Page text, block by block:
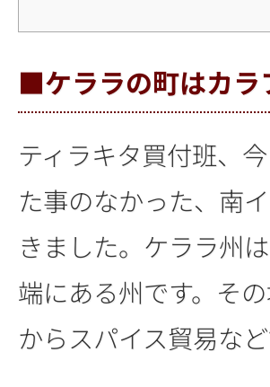
■ケララの町はカラ
ティラキタ買付班、
た事のなかった、南
きました。ケララ州
端にある州です。そ
からスパイス貿易な